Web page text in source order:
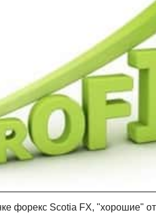
форекс Scotia FX, "хорошие"